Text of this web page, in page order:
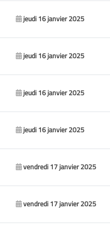
jeudi 16 janvier 2025
jeudi 16 janvier 2025
jeudi 16 janvier 2025
jeudi 16 janvier 2025
vendredi 17 janvier 2025
vendredi 17 janvier 2025